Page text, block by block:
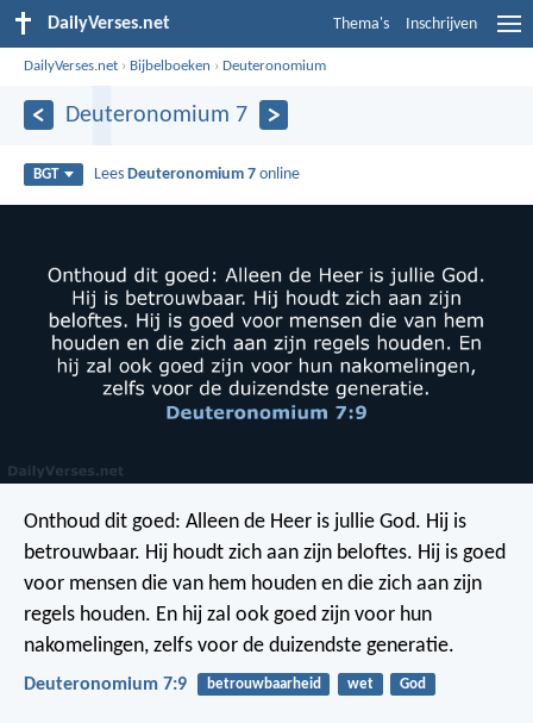
DailyVerses.net Thema's Inschrijven
DailyVerses.net › Bijbelboeken ›Deuteronomium
Deuteronomium 7
BGT Lees Deuteronomium 7 online
Onthoud dit goed: Alleen de Heer is jullie God. Hij is
betrouwbaar. Hij houdt zich aan zijn beloftes. Hij is goed
voor mensen die van hem houden en die zich aan zijn
regels houden. En hij zal ook goed zijn voor hun
nakomelingen, zelfs voor de duizendste generatie.
Deuteronomium 7:9 betrouwbaarheid wet God